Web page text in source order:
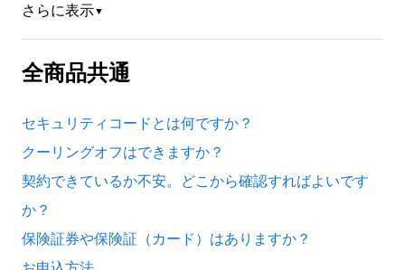
さらに表示▼
全商品共通
セキュリティコードとは何ですか？
クーリングオフはできますか？
契約できているか不安。どこから確認すればよいです
か？
保険証券や保険証（カード）はありますか？